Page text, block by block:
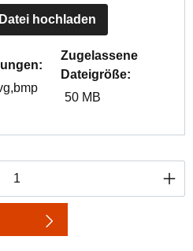
Datei hochladen
Zugelassene
Dateigröße:
50 MB
den gewünschten